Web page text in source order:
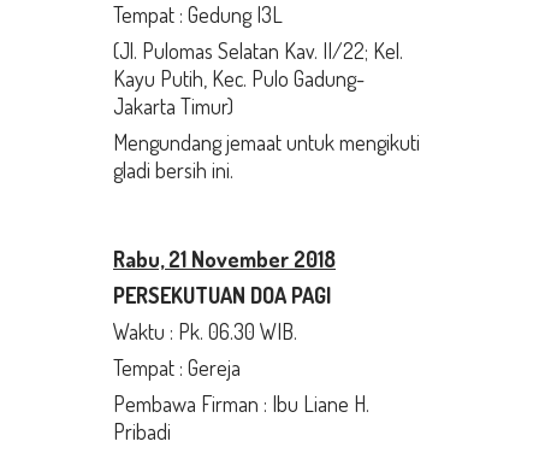
Tempat : Gedung I3L
(Jl. Pulomas Selatan Kav. II/22; Kel.
Kayu Putih, Kec. Pulo Gadung-
Jakarta Timur)
Mengundang jemaat untuk mengikuti
gladi bersih ini.
Rabu, 21 November 2018
PERSEKUTUAN DOA PAGI
Waktu : Pk. 06.30 WIB.
Tempat : Gereja
Pembawa Firman : Ibu Liane H.
Pribadi